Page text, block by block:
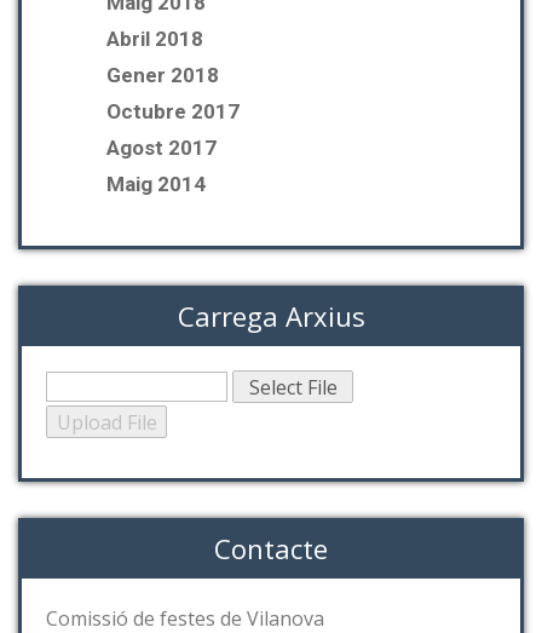
Abril 2018
Gener 2018
Octubre 2017
Agost 2017
Maig 2014
Carrega Arxius
Contacte
Comissió de festes de Vilanova